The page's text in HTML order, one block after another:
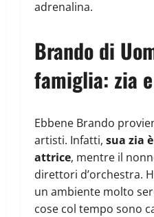
adrenalina.
Brando di
famiglia: zia
Ebbene Brando
artisti. Infatti, sua zia
attrice, mentre il
direttori d’orchestra.
un ambiente molto
cose col tempo sono